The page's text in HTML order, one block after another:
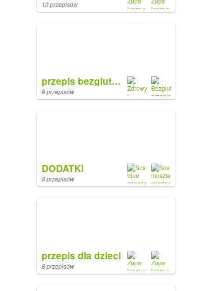
10 przepisów
przepis bezglutenowy
9 przepisów
DODATKI
8 przepisów
przepis dla dzieci
8 przepisów